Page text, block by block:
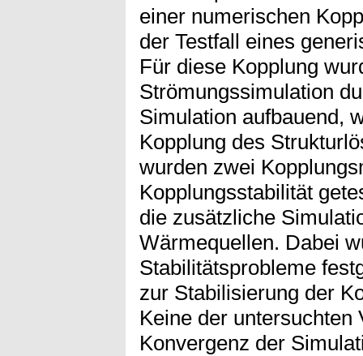
einer numerischen
der Testfall eines
Für diese Kopplung
Strömungssimulation
Simulation aufbauend,
Kopplung des
wurden zwei
Kopplungsstabilität
die zusätzliche
Wärmequellen. Dabei
Stabilitätsprobleme
zur Stabilisierung der
Keine der untersuchten
Konvergenz der